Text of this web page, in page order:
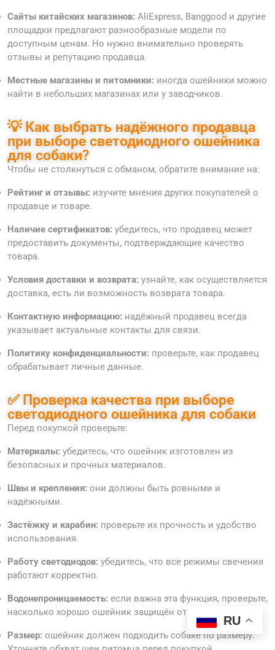
Сайты китайских магазинов: AliExpress, Banggood и другие
площадки предлагают разнообразные модели по
доступным ценам. Но нужно внимательно проверять
отзывы и репутацию продавца.
Местные магазины и питомники: иногда ошейники можно
найти в небольших магазинах или у заводчиков.
💡 Как выбрать надёжного продавца
при выборе светодиодного ошейника
для собаки?
Чтобы не столкнуться с обманом, обратите внимание на:
Рейтинг и отзывы: изучите мнения других покупателей о
продавце и товаре.
Наличие сертификатов: убедитесь, что продавец может
предоставить документы, подтверждающие качество
товара.
Условия доставки и возврата: узнайте, как осуществляется
доставка, есть ли возможность возврата товара.
Контактную информацию: надёжный продавец всегда
указывает актуальные контакты для связи.
Политику конфиденциальности: проверьте, как продавец
обрабатывает личные данные.
✅ Проверка качества при выборе
светодиодного ошейника для собаки
Перед покупкой проверьте:
Материалы: убедитесь, что ошейник изготовлен из
безопасных и прочных материалов.
Швы и крепления: они должны быть ровными и
надёжными.
Застёжку и карабин: проверьте их прочность и удобство
использования.
Работу светодиодов: убедитесь, что все режимы свечения
работают корректно.
Водонепроницаемость: если важна эта функция, проверьте,
насколько хорошо ошейник защищён от влаги.
Размер: ошейник должен подходить собаке по размеру.
RU